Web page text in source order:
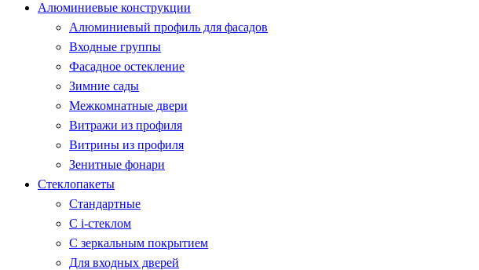
Алюминиевые конструкции
Алюминиевый профиль для фасадов
Входные группы
Фасадное остекление
Зимние сады
Межкомнатные двери
Витражи из профиля
Витрины из профиля
Зенитные фонари
Стеклопакеты
Стандартные
С i-стеклом
С зеркальным покрытием
Для входных дверей